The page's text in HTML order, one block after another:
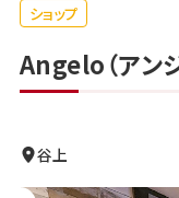
ショップ
Angelo（アン
谷上